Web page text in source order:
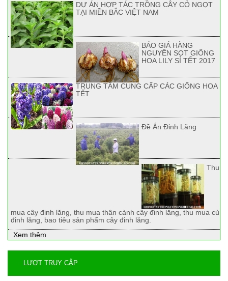
DỰ ÁN HỢP TÁC TRỒNG CÂY CỎ NGỌT
TẠI MIỀN BẮC VIỆT NAM
BÁO GIÁ HÀNG
NGUYÊN SỌT GIỐNG
HOA LILY SỈ TẾT 2017
TRUNG TÂM CUNG CẤP CÁC GIỐNG HOA
TẾT
Đề Án Đinh Lăng
Thu
mua cây đinh lăng, thu mua thân cành cây đinh lăng, thu mua củ
đinh lăng, bao tiêu sản phẩm cây đinh lăng.
Xem thêm
LƯỢT TRUY CẬP